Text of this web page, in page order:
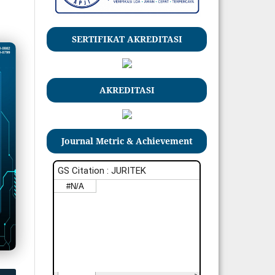
SERTIFIKAT AKREDITASI
AKREDITASI
Journal Metric & Achievement